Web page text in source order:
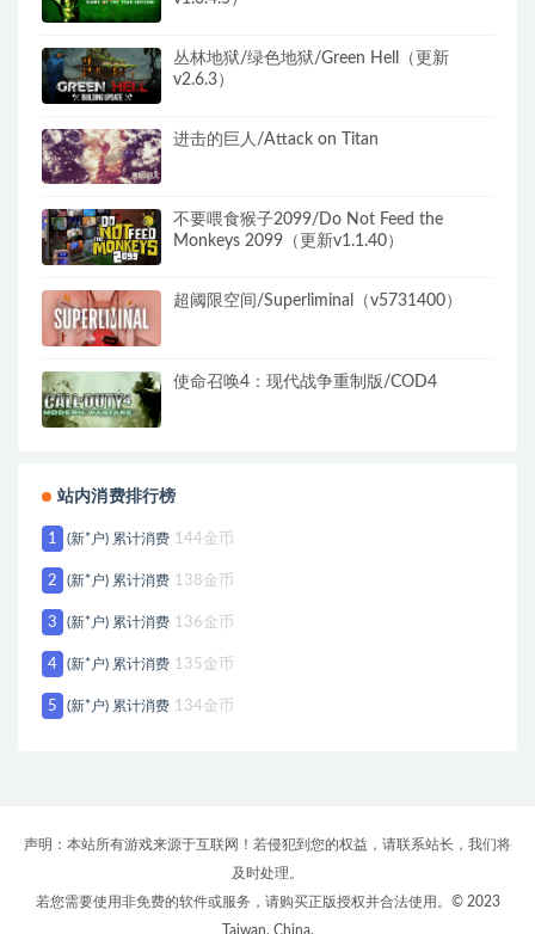
丛林地狱/绿色地狱/Green Hell（更新
v2.6.3）
进击的巨人/Attack on Titan
不要喂食猴子2099/Do Not Feed the
Monkeys 2099（更新v1.1.40）
超阈限空间/Superliminal（v5731400）
使命召唤4：现代战争重制版/COD4
站内消费排行榜
1 (新*户) 累计消费 144金币
2 (新*户) 累计消费 138金币
3 (新*户) 累计消费 136金币
4 (新*户) 累计消费 135金币
5 (新*户) 累计消费 134金币
声明：本站所有游戏来源于互联网！若侵犯到您的权益，请联系站长，我们将
及时处理。
若您需要使用非免费的软件或服务，请购买正版授权并合法使用。© 2023
Taiwan, China.